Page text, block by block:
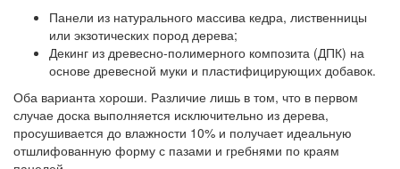
Панели из натурального массива кедра, лиственницы
или экзотических пород дерева;
Декинг из древесно-полимерного композита (ДПК) на
основе древесной муки и пластифицирующих добавок.
Оба варианта хороши. Различие лишь в том, что в первом
случае доска выполняется исключительно из дерева,
просушивается до влажности 10% и получает идеальную
отшлифованную форму с пазами и гребнями по краям